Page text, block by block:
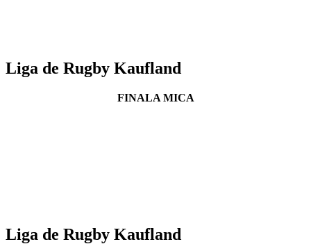
Liga de Rugby Kaufland
FINALA MICA
Liga de Rugby Kaufland